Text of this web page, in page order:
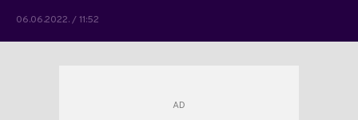
06.06.2022. / 11:52